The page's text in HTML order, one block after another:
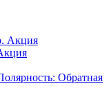
Обратная